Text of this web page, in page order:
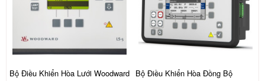
Bộ Điều Khiển Hòa Lưới Woodward Bộ Điều Khiển Hòa Đồng Bộ